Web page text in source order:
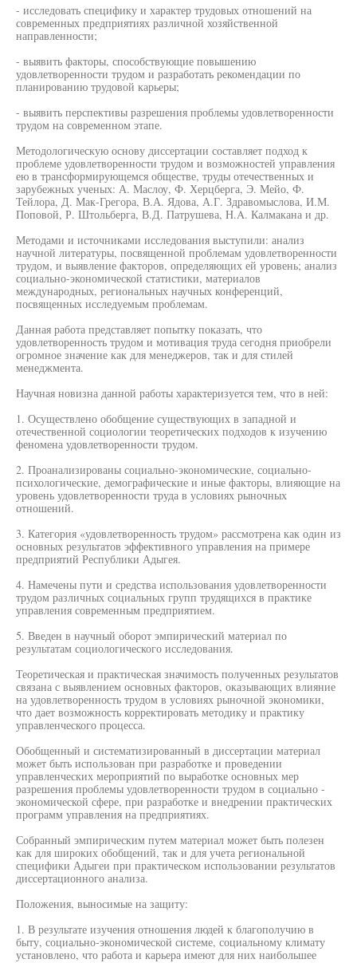
- исследовать специфику и характер трудовых отношений на
современных предприятиях различной хозяйственной
направленности;
- выявить факторы, способствующие повышению
удовлетворенности трудом и разработать рекомендации по
планированию трудовой карьеры;
- выявить перспективы разрешения проблемы удовлетворенности
трудом на современном этапе.
Методологическую основу диссертации составляет подход к
проблеме удовлетворенности трудом и возможностей управления
ею в трансформирующемся обществе, труды отечественных и
зарубежных ученых: А. Маслоу, Ф. Херцберга, Э. Мейо, Ф.
Тейлора, Д. Мак-Грегора, В.А. Ядова, А.Г. Здравомыслова, И.М.
Поповой, Р. Штольберга, В.Д. Патрушева, H.A. Калмакана и др.
Методами и источниками исследования выступили: анализ
научной литературы, посвященной проблемам удовлетворенности
трудом, и выявление факторов, определяющих ей уровень; анализ
социально-экономической статистики, материалов
международных, региональных научных конференций,
посвященных исследуемым проблемам.
Данная работа представляет попытку показать, что
удовлетворенность трудом и мотивация труда сегодня приобрели
огромное значение как для менеджеров, так и для стилей
менеджмента.
Научная новизна данной работы характеризуется тем, что в ней:
1. Осуществлено обобщение существующих в западной и
отечественной социологии теоретических подходов к изучению
феномена удовлетворенности трудом.
2. Проанализированы социально-экономические, социально-
психологические, демографические и иные факторы, влияющие на
уровень удовлетворенности труда в условиях рыночных
отношений.
3. Категория «удовлетворенность трудом» рассмотрена как один из
основных результатов эффективного управления на примере
предприятий Республики Адыгея.
4. Намечены пути и средства использования удовлетворенности
трудом различных социальных групп трудящихся в практике
управления современным предприятием.
5. Введен в научный оборот эмпирический материал по
результатам социологического исследования.
Теоретическая и практическая значимость полученных результатов
связана с выявлением основных факторов, оказывающих влияние
на удовлетворенность трудом в условиях рыночной экономики,
что дает возможность корректировать методику и практику
управленческого процесса.
Обобщенный и систематизированный в диссертации материал
может быть использован при разработке и проведении
управленческих мероприятий по выработке основных мер
разрешения проблемы удовлетворенности трудом в социально -
экономической сфере, при разработке и внедрении практических
программ управления на предприятиях.
Собранный эмпирическим путем материал может быть полезен
как для широких обобщений, так и для учета региональной
специфики Адыгеи при практическом использовании результатов
диссертационного анализа.
Положения, выносимые на защиту:
1. В результате изучения отношения людей к благополучию в
быту, социально-экономической системе, социальному климату
установлено, что работа и карьера имеют для них наибольшее